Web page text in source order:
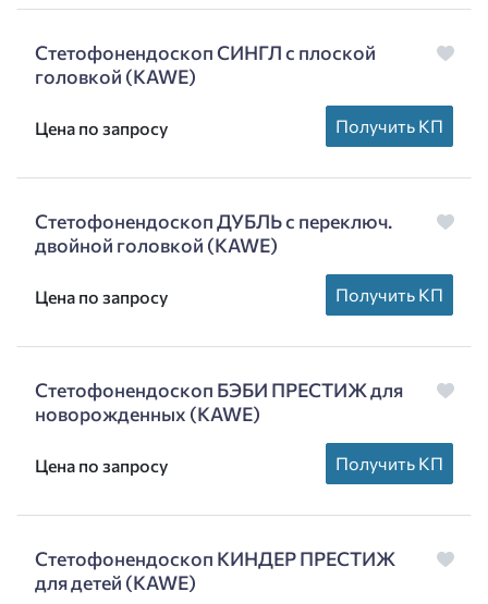
Стетофонендоскоп СИНГЛ с плоской
головкой (KAWE)
Цена по запросу Получить КП
Стетофонендоскоп ДУБЛЬ с переключ.
двойной головкой (KAWE)
Цена по запросу Получить КП
Стетофонендоскоп БЭБИ ПРЕСТИЖ для
новорожденных (KAWE)
Цена по запросу Получить КП
Стетофонендоскоп КИНДЕР ПРЕСТИЖ
для детей (KAWE)